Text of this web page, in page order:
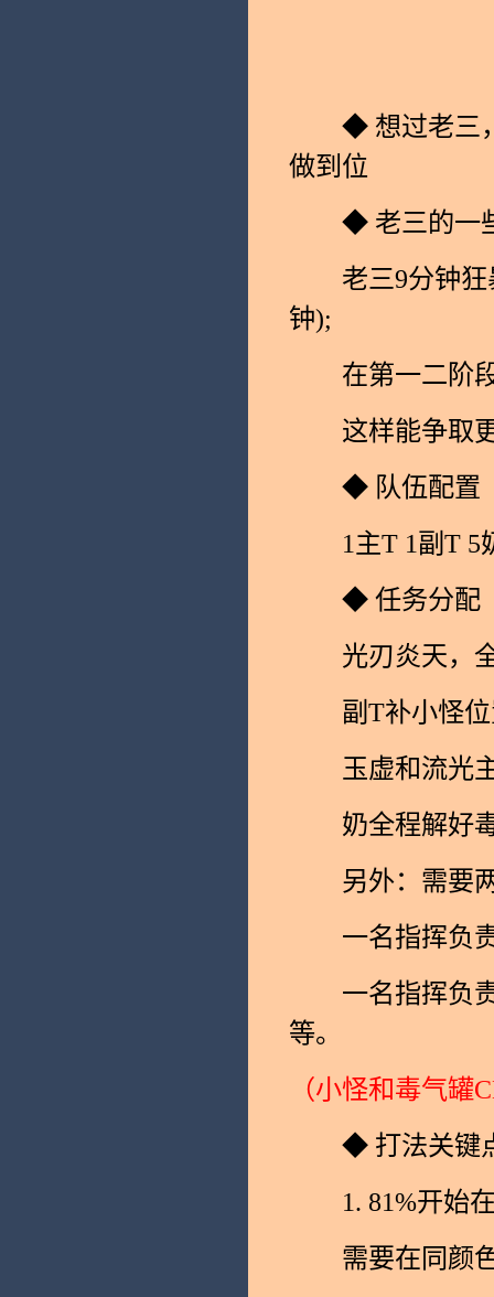
◆ 想过老三，
做到位
◆ 老三的一
老三9分钟狂
钟);
在第一二阶段
这样能争取更
◆ 队伍配置
1主T 1副T 5奶
◆ 任务分配
光刃炎天，全
副T补小怪位
玉虚和流光主
奶全程解好毒
另外：需要两
一名指挥负责
一名指挥负责
等。
（小怪和毒气罐
◆ 打法关键
1. 81%开始在
需要在同颜色